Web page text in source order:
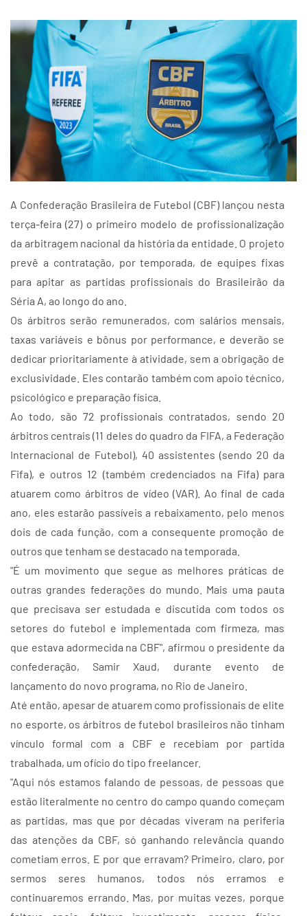
A Confederação Brasileira de Futebol (CBF) lançou nesta
terça-feira (27) o primeiro modelo de profissionalização
da arbitragem nacional da história da entidade. O projeto
prevê a contratação, por temporada, de equipes fixas
para apitar as partidas profissionais do Brasileirão da
Séria A, ao longo do ano.
Os árbitros serão remunerados, com salários mensais,
taxas variáveis e bônus por performance, e deverão se
dedicar prioritariamente à atividade, sem a obrigação de
exclusividade. Eles contarão também com apoio técnico,
psicológico e preparação física.
Ao todo, são 72 profissionais contratados, sendo 20
árbitros centrais (11 deles do quadro da FIFA, a Federação
Internacional de Futebol), 40 assistentes (sendo 20 da
Fifa), e outros 12 (também credenciados na Fifa) para
atuarem como árbitros de vídeo (VAR). Ao final de cada
ano, eles estarão passíveis a rebaixamento, pelo menos
dois de cada função, com a consequente promoção de
outros que tenham se destacado na temporada.
"É um movimento que segue as melhores práticas de
outras grandes federações do mundo. Mais uma pauta
que precisava ser estudada e discutida com todos os
setores do futebol e implementada com firmeza, mas
que estava adormecida na CBF", afirmou o presidente da
confederação, Samir Xaud, durante evento de
lançamento do novo programa, no Rio de Janeiro.
Até então, apesar de atuarem como profissionais de elite
no esporte, os árbitros de futebol brasileiros não tinham
vínculo formal com a CBF e recebiam por partida
trabalhada, um ofício do tipo freelancer.
"Aqui nós estamos falando de pessoas, de pessoas que
estão literalmente no centro do campo quando começam
as partidas, mas que por décadas viveram na periferia
das atenções da CBF, só ganhando relevância quando
cometiam erros. E por que erravam? Primeiro, claro, por
sermos seres humanos, todos nós erramos e
continuaremos errando. Mas, por muitas vezes, porque